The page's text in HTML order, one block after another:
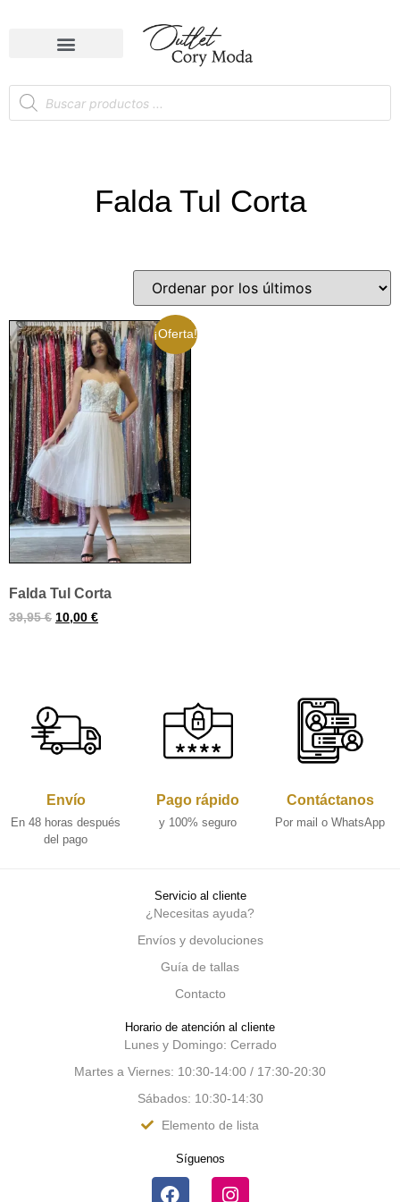
Falda Tul Corta
¡Oferta!
Falda Tul Corta
39,95€ 10,00 €
Envío
En 48 horas después
del pago
Pago rápido
y 100% seguro
Contáctanos
Por mail o WhatsApp
Servicio al cliente
¿Necesitas ayuda?
Envíos y devoluciones
Guía de tallas
Contacto
Horario de atención al cliente
Lunes y Domingo: Cerrado
Martes a Viernes: 10:30-14:00 / 17:30-20:30
Sábados: 10:30-14:30
Elemento de lista
Síguenos